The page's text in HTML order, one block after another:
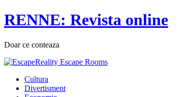
RENNE: Revista online
Doar ce conteaza
Cultura
Divertisment